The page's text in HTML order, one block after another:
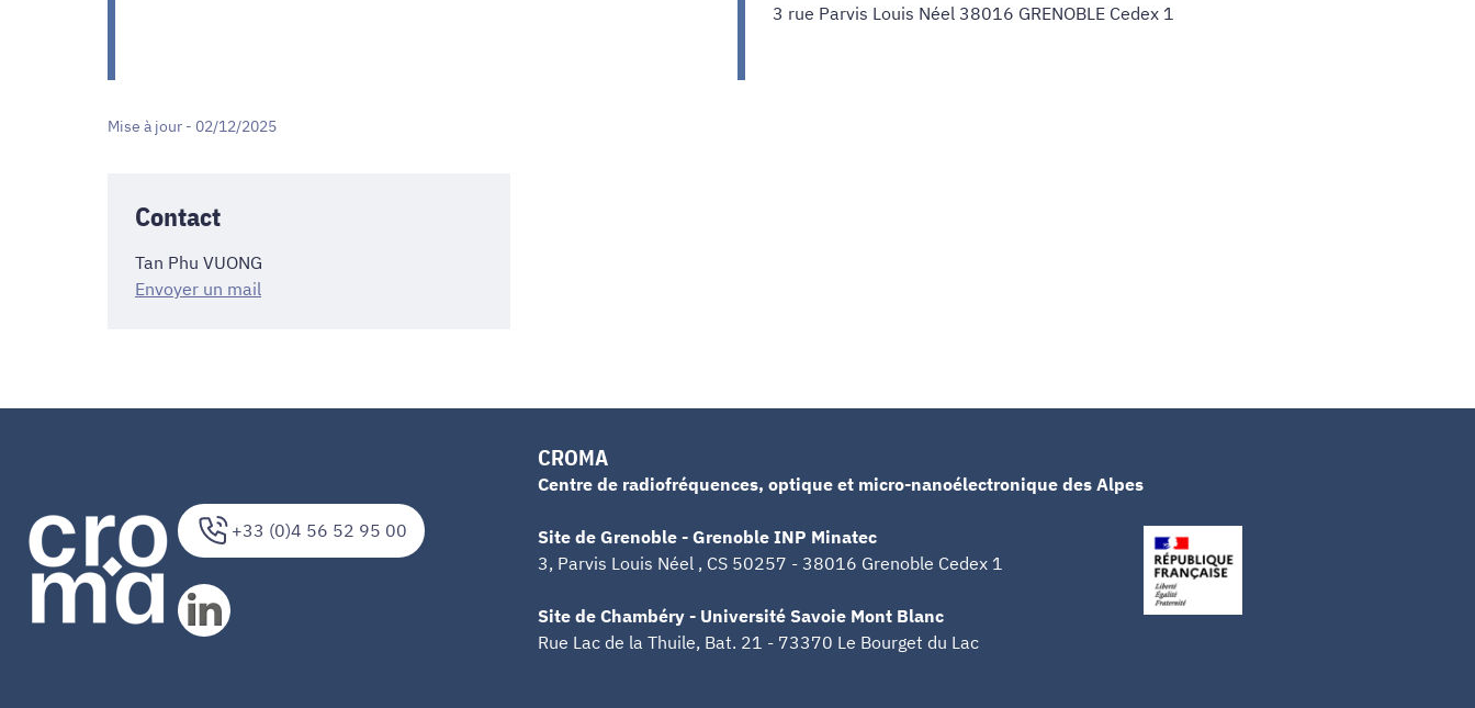
3 rue Parvis Louis Néel 38016 GRENOBLE Cedex 1
Mise à jour - 02/12/2025
Contact
Tan Phu VUONG
Envoyer un mail
+33 (0)4 56 52 95 00
CROMA
Centre de radiofréquences, optique et micro-nanoélectronique des Alpes
Site de Grenoble - Grenoble INP Minatec
3, Parvis Louis Néel , CS 50257 - 38016 Grenoble Cedex 1
Site de Chambéry - Université Savoie Mont Blanc
Rue Lac de la Thuile, Bat. 21 - 73370 Le Bourget du Lac